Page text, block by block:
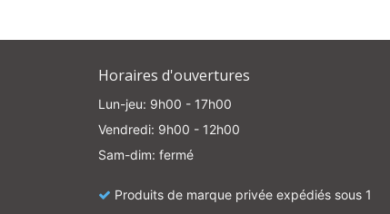
Horaires d'ouvertures
Lun-jeu: 9h00 - 17h00
Vendredi: 9h00 - 12h00
Sam-dim: fermé
Produits de marque privée expédiés sous 1